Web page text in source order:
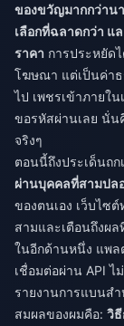
ของขวัญมากกว่านา
เลือกที่ฉลาดกว่า แ
ราคา การประหยัด
โฆษณา แต่เป็นค่าธ
ไป เพชรเข้าภายใ
ขอรหัสผ่านเลย นั่น
จริงๆ
ตอนนี้ถึงประเด็นถ
ผ่านบุคคลที่สามปล
ของตนเอง เว็บไซ
สามและเตือนถึงผ
ในอีกด้านหนึ่ง แพล
เชื่อมต่อผ่าน API
รายงานการแบนส
สมผลของผมคือ: วิ